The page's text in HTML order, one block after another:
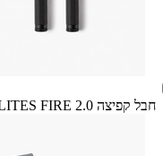
חבל קפיצה VELITES FIRE 2.0 - שחור